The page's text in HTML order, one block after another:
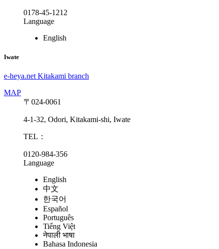
0178-45-1212
Language
English
Iwate
e-heya.net Kitakami branch
MAP
〒024-0061
4-1-32, Odori, Kitakami-shi, Iwate
TEL：
0120-984-356
Language
English
中文
한국어
Español
Português
Tiếng Việt
नेपाली भाषा
Bahasa Indonesia